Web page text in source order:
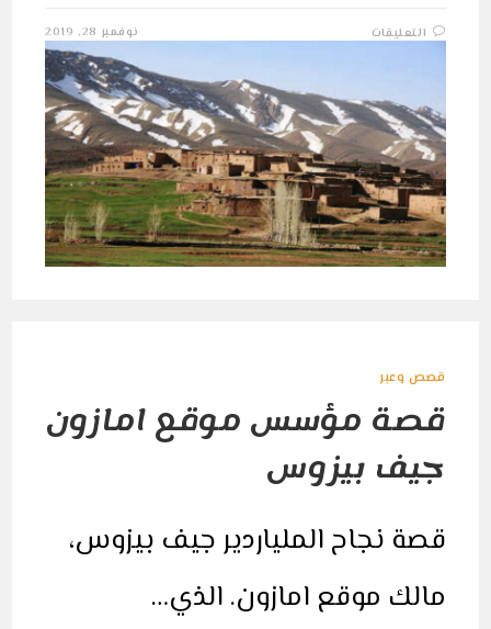
التعليقاتقصة
نوفمبر 28, 2019
قصص وعبر
قصة مؤسس موقع امازون
جيف بيزوس
قصة نجاح الملياردير جيف بيزوس،
مالك موقع امازون. الذي…